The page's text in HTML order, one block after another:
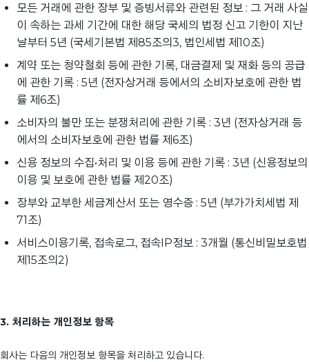
모든 거래에 관한 장부 및 증빙서류와 관련된 정보 : 그 거래 사실
이 속하는 과세 기간에 대한 해당 국세의 법정 신고 기한이 지난
날부터 5년 (국세기본법 제85조의3, 법인세법 제10조)
계약 또는 청약철회 등에 관한 기록, 대금결제 및 재화 등의 공급
에 관한 기록 : 5년 (전자상거래 등에서의 소비자보호에 관한 법
률 제6조)
소비자의 불만 또는 분쟁처리에 관한 기록 : 3년 (전자상거래 등
에서의 소비자보호에 관한 법률 제6조)
신용 정보의 수집•처리 및 이용 등에 관한 기록 : 3년 (신용정보의
이용 및 보호에 관한 법률 제20조)
장부와 교부한 세금계산서 또는 영수증 : 5년 (부가가치세법 제
71조)
서비스이용기록, 접속로그, 접속IP정보 : 3개월 (통신비밀보호법
제15조의2)
3. 처리하는 개인정보 항목
회사는 다음의 개인정보 항목을 처리하고 있습니다.